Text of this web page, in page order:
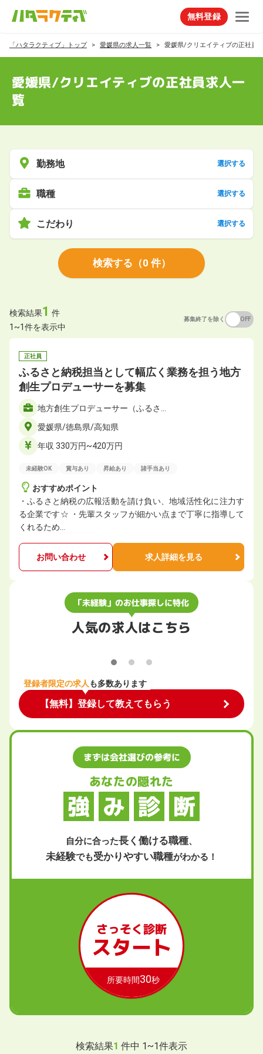
無料登録
「ハタラクティブ」トップ 愛媛県の求人一覧 愛媛県/クリエイティブの正社員
愛媛県/クリエイティブの正社員求人一
覧
勤務地 選択する
職種 選択する
こだわり 選択する
検索する （0 件）
検索結果1 件
1~1件を表示中
募集終了を除く OFF
正社員
ふるさと納税担当として幅広く業務を担う地方
創生プロデューサーを募集
地方創生プロデューサー（ふるさ…
愛媛県/徳島県/高知県
年収 330万円~420万円
未経験OK 賞与あり 昇給あり 諸手当あり
おすすめポイント
・ふるさと納税の広報活動を請け負い、地域活性化に注力す
る企業です☆ ・先輩スタッフが細かい点まで丁寧に指導して
くれるため…
お問い合わせ 求人詳細を見る
「未経験」のお仕事探しに特化
人気の求人はこちら
登録者限定の求人も多数あります
【無料】登録して教えてもらう
まずは会社選びの参考に
あなたの隠れた
強 み 診 断
自分に合った長く働ける職種、
未経験でも受かりやすい職種がわかる！
さっそく診断
スタート
所要時間30秒
検索結果1 件中 1~1件表示